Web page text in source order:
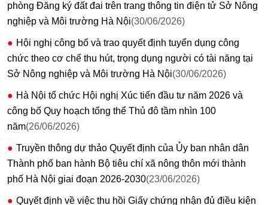
phòng Đăng ký đất đai trên trang thông tin điện tử Sở Nông
nghiệp và Môi trường Hà Nội(30/06/2026)
Hội nghị công bố và trao quyết định tuyển dụng công
chức theo cơ chế thu hút, trọng dụng người có tài năng tại
Sở Nông nghiệp và Môi trường Hà Nội(30/06/2026)
Hà Nội tổ chức Hội nghị Xúc tiến đầu tư năm 2026 và
công bố Quy hoạch tổng thể Thủ đô tầm nhìn 100
năm(26/06/2026)
Truyền thông dự thảo Quyết định của Ủy ban nhân dân
Thành phố ban hành Bộ tiêu chí xã nông thôn mới thành
phố Hà Nội giai đoạn 2026-2030(23/06/2026)
Quyết định về việc thu hồi Giấy chứng nhận đủ điều kiện